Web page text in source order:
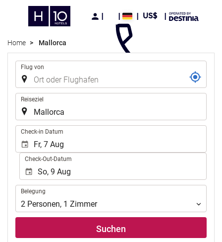
US$
Home Mallorca
Strecke
Flug von
Reiseziel
Check-in Datum
Check-Out-Datum
Belegung
Belegung
2 Personen, 1 Zimmer
Suchen